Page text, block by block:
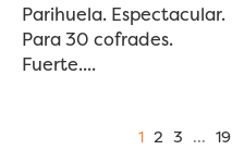
Parihuela. Espectacular.
Para 30 cofrades.
Fuerte....
1 2 3 … 19